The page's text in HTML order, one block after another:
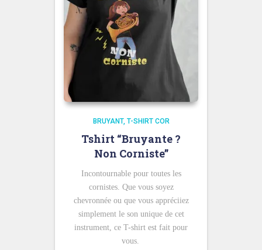
BRUYANT T-SHIRT COR
Tshirt “Bruyante ?
Non Corniste”
Incontournable pour toutes les
cornistes. Que vous soyez
chevronnée ou que vous appréciiez
simplement le son unique de cet
instrument, ce T-shirt est fait pour
vous.